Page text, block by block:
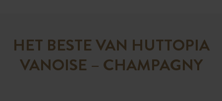
HET BESTE VAN HUTTOPIA
VANOISE – CHAMPAGNY